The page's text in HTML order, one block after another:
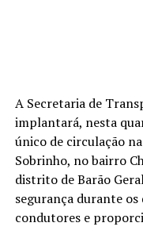
A Secretaria de
implantará, nesta
único de circulação
Sobrinho, no bairro
distrito de Barão
segurança durante
condutores e